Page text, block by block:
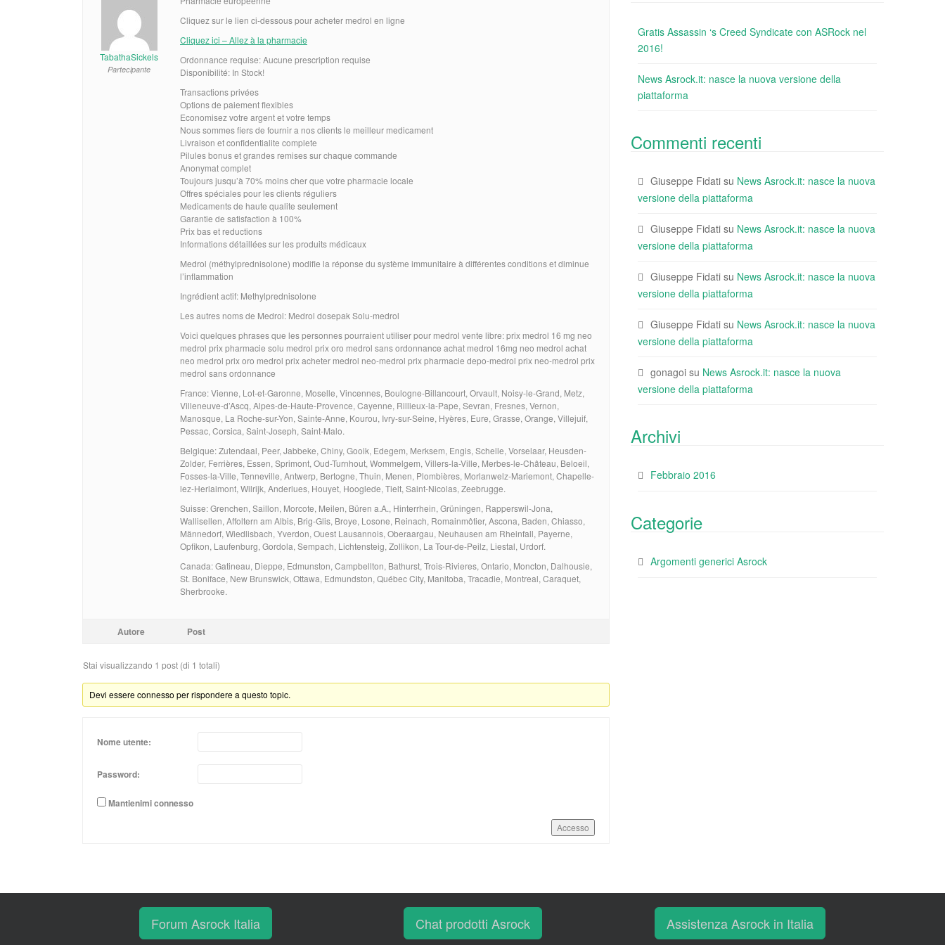
TabathaSickels
Partecipante
Cliquez sur le lien ci-dessous pour acheter medrol en ligne
Cliquez ici – Allez à la pharmacie
Ordonnance requise: Aucune prescription requise
Disponibilité: In Stock!
Transactions privées
Options de paiement flexibles
Economisez votre argent et votre temps
Nous sommes fiers de fournir a nos clients le meilleur medicament
Livraison et confidentialite complete
Pilules bonus et grandes remises sur chaque commande
Anonymat complet
Toujours jusqu’à 70% moins cher que votre pharmacie locale
Offres spéciales pour les clients réguliers
Medicaments de haute qualite seulement
Garantie de satisfaction à 100%
Prix bas et reductions
Informations détaillées sur les produits médicaux
Medrol (méthylprednisolone) modifie la réponse du système immunitaire à différentes conditions et diminue
l’inflammation
Ingrédient actif: Methylprednisolone
Les autres noms de Medrol: Medrol dosepak Solu-medrol
Voici quelques phrases que les personnes pourraient utiliser pour medrol vente libre: prix medrol 16 mg neo
medrol prix pharmacie solu medrol prix oro medrol sans ordonnance achat medrol 16mg neo medrol achat
neo medrol prix oro medrol prix acheter medrol neo-medrol prix pharmacie depo-medrol prix neo-medrol prix
medrol sans ordonnance
France: Vienne, Lot-et-Garonne, Moselle, Vincennes, Boulogne-Billancourt, Orvault, Noisy-le-Grand, Metz,
Villeneuve-d’Ascq, Alpes-de-Haute-Provence, Cayenne, Rillieux-la-Pape, Sevran, Fresnes, Vernon,
Manosque, La Roche-sur-Yon, Sainte-Anne, Kourou, Ivry-sur-Seine, Hyères, Eure, Grasse, Orange, Villejuif,
Pessac, Corsica, Saint-Joseph, Saint-Malo.
Belgique: Zutendaal, Peer, Jabbeke, Chiny, Gooik, Edegem, Merksem, Engis, Schelle, Vorselaar, Heusden-
Zolder, Ferrières, Essen, Sprimont, Oud-Turnhout, Wommelgem, Villers-la-Ville, Merbes-le-Château, Beloeil,
Fosses-la-Ville, Tenneville, Antwerp, Bertogne, Thuin, Menen, Plombières, Morlanwelz-Mariemont, Chapelle-
lez-Herlaimont, Wilrijk, Anderlues, Houyet, Hooglede, Tielt, Saint-Nicolas, Zeebrugge.
Suisse: Grenchen, Saillon, Morcote, Meilen, Büren a.A., Hinterrhein, Grüningen, Rapperswil-Jona,
Wallisellen, Affoltern am Albis, Brig-Glis, Broye, Losone, Reinach, Romainmôtier, Ascona, Baden, Chiasso,
Männedorf, Wiedlisbach, Yverdon, Ouest Lausannois, Oberaargau, Neuhausen am Rheinfall, Payerne,
Opfikon, Laufenburg, Gordola, Sempach, Lichtensteig, Zollikon, La Tour-de-Peilz, Liestal, Urdorf.
Canada: Gatineau, Dieppe, Edmunston, Campbellton, Bathurst, Trois-Rivieres, Ontario, Moncton, Dalhousie,
St. Boniface, New Brunswick, Ottawa, Edmundston, Québec City, Manitoba, Tracadie, Montreal, Caraquet,
Sherbrooke.
Autore Post
Stai visualizzando 1 post (di 1 totali)
Devi essere connesso per rispondere a questo topic.
Nome utente:
Password:
Mantienimi connesso
Accesso
Gratis Assassin ‘s Creed Syndicate con ASRock nel
2016!
News Asrock.it: nasce la nuova versione della
piattaforma
Commenti recenti
Giuseppe Fidati su News Asrock.it: nasce la nuova
versione della piattaforma
Giuseppe Fidati su News Asrock.it: nasce la nuova
versione della piattaforma
Giuseppe Fidati su News Asrock.it: nasce la nuova
versione della piattaforma
Giuseppe Fidati su News Asrock.it: nasce la nuova
versione della piattaforma
gonagoi su News Asrock.it: nasce la nuova
versione della piattaforma
Archivi
Febbraio 2016
Categorie
Argomenti generici Asrock
Forum Asrock Italia Chat prodotti Asrock Assistenza Asrock in Italia